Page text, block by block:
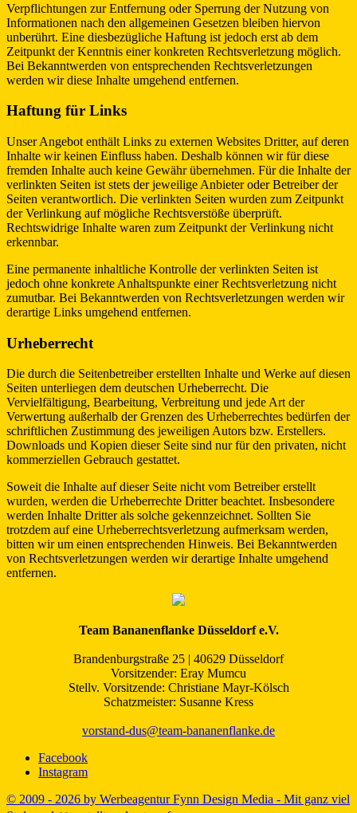
Verpflichtungen zur Entfernung oder Sperrung der Nutzung von
Informationen nach den allgemeinen Gesetzen bleiben hiervon
unberührt. Eine diesbezügliche Haftung ist jedoch erst ab dem
Zeitpunkt der Kenntnis einer konkreten Rechtsverletzung möglich.
Bei Bekanntwerden von entsprechenden Rechtsverletzungen
werden wir diese Inhalte umgehend entfernen.
Haftung für Links
Unser Angebot enthält Links zu externen Websites Dritter, auf deren
Inhalte wir keinen Einfluss haben. Deshalb können wir für diese
fremden Inhalte auch keine Gewähr übernehmen. Für die Inhalte der
verlinkten Seiten ist stets der jeweilige Anbieter oder Betreiber der
Seiten verantwortlich. Die verlinkten Seiten wurden zum Zeitpunkt
der Verlinkung auf mögliche Rechtsverstöße überprüft.
Rechtswidrige Inhalte waren zum Zeitpunkt der Verlinkung nicht
erkennbar.
Eine permanente inhaltliche Kontrolle der verlinkten Seiten ist
jedoch ohne konkrete Anhaltspunkte einer Rechtsverletzung nicht
zumutbar. Bei Bekanntwerden von Rechtsverletzungen werden wir
derartige Links umgehend entfernen.
Urheberrecht
Die durch die Seitenbetreiber erstellten Inhalte und Werke auf diesen
Seiten unterliegen dem deutschen Urheberrecht. Die
Vervielfältigung, Bearbeitung, Verbreitung und jede Art der
Verwertung außerhalb der Grenzen des Urheberrechtes bedürfen der
schriftlichen Zustimmung des jeweiligen Autors bzw. Erstellers.
Downloads und Kopien dieser Seite sind nur für den privaten, nicht
kommerziellen Gebrauch gestattet.
Soweit die Inhalte auf dieser Seite nicht vom Betreiber erstellt
wurden, werden die Urheberrechte Dritter beachtet. Insbesondere
werden Inhalte Dritter als solche gekennzeichnet. Sollten Sie
trotzdem auf eine Urheberrechtsverletzung aufmerksam werden,
bitten wir um einen entsprechenden Hinweis. Bei Bekanntwerden
von Rechtsverletzungen werden wir derartige Inhalte umgehend
entfernen.
Team Bananenflanke Düsseldorf e.V.
Brandenburgstraße 25 | 40629 Düsseldorf
Vorsitzender: Eray Mumcu
Stellv. Vorsitzende: Christiane Mayr-Kölsch
Schatzmeister: Susanne Kress
vorstand-dus@team-bananenflanke.de
Facebook
Instagram
© 2009 - 2026 by Werbeagentur Fynn Design Media - Mit ganz viel